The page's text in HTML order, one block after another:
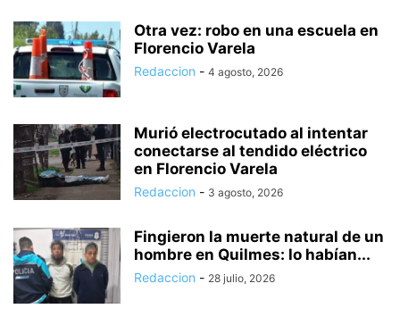
Otra vez: robo en una escuela en
Florencio Varela
Redaccion - 4 agosto, 2026
Murió electrocutado al intentar
conectarse al tendido eléctrico
en Florencio Varela
Redaccion - 3 agosto, 2026
Fingieron la muerte natural de un
hombre en Quilmes: lo habían...
Redaccion - 28 julio, 2026